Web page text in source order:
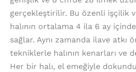
gerçekleştirilir. Bu özenli işçilik
halının ortalama 4 ila 6 ay
sağlar. Aynı zamanda ilave atkı
tekniklerle halının kenarları ve
Her bir halı, el emeğiyle